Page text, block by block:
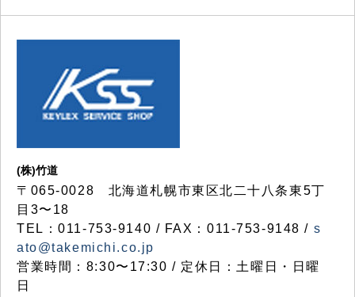
(株)竹道
〒065-0028 北海道札幌市東区北二十八条東5丁
目3〜18
TEL：011-753-9140 / FAX：011-753-9148 / s
ato@takemichi.co.jp
営業時間：8:30〜17:30 / 定休日：土曜日・日曜
日